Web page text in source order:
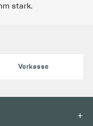
stark.
Vorkasse
+